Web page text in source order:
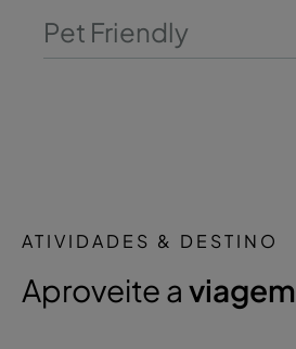
Pet Friendly
ATIVIDADES & DESTINO
Aproveite a viagem